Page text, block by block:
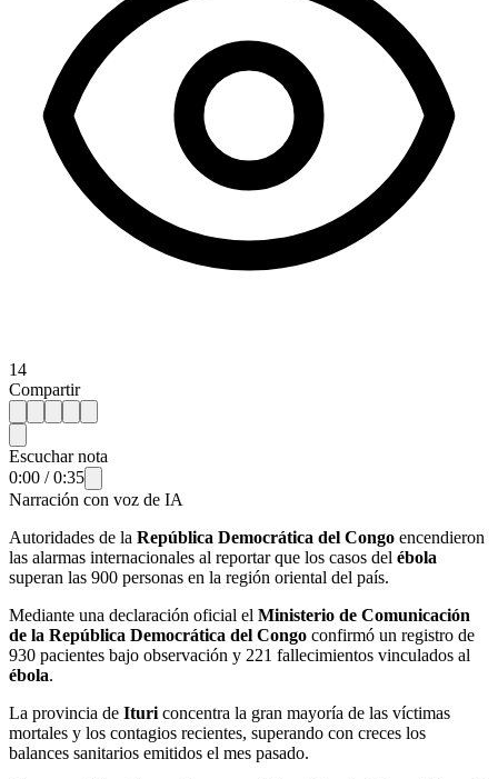
14
Compartir
Escuchar nota
0:00 /0:35
Narración con voz de IA
Autoridades de la República Democrática del Congo encendieron
las alarmas internacionales al reportar que los casos del ébola
superan las 900 personas en la región oriental del país.
Mediante una declaración oficial el Ministerio de Comunicación
de la República Democrática del Congo confirmó un registro de
930 pacientes bajo observación y 221 fallecimientos vinculados al
ébola.
La provincia de Ituri concentra la gran mayoría de las víctimas
mortales y los contagios recientes, superando con creces los
balances sanitarios emitidos el mes pasado.